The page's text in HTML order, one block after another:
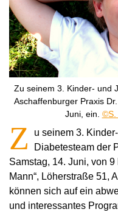
Zu seinem 3. Kinder- und
Aschaffenburger Praxis
Juni, ein. ©S.
Z
u seinem 3.
Diabetesteam der
Samstag, 14. Juni, von
Mann“, Löherstraße 51,
können sich auf ein
und interessantes